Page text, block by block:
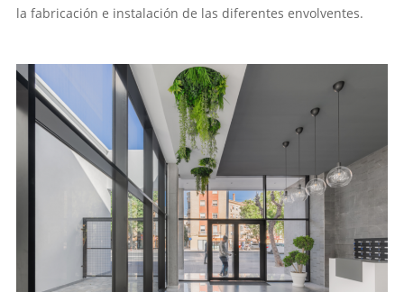
la fabricación e instalación de las diferentes envolventes.